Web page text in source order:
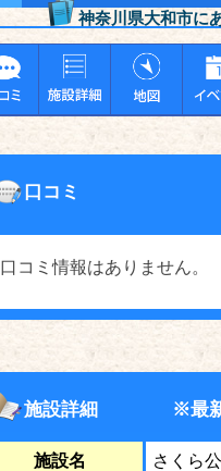
神奈川県大和市に
口コミ
口コミ情報はありません。
施設詳細 ※最
施設名 さくら